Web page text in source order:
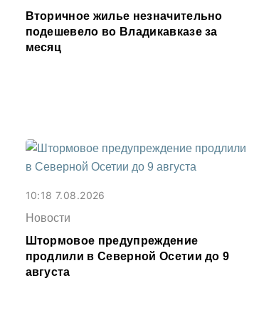
Вторичное жилье незначительно
подешевело во Владикавказе за
месяц
10:18 7.08.2026
Новости
Штормовое предупреждение
продлили в Северной Осетии до 9
августа